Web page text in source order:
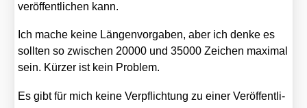
ver­öf­fent­li­chen kann.
Ich mache kei­ne Län­gen­vor­ga­ben, aber ich den­ke es
soll­ten so zwi­schen 20000 und 35000 Zei­chen maxi­mal
sein. Kür­zer ist kein Pro­blem.
Es gibt für mich kei­ne Ver­pflich­tung zu einer Ver­öf­fent­li­